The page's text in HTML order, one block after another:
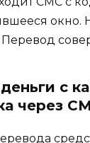
Перевод
с
через